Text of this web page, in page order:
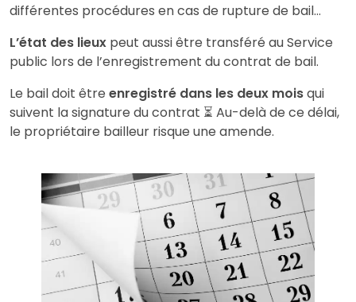
différentes procédures en cas de rupture de bail…
L’état des lieux peut aussi être transféré au Service
public lors de l’enregistrement du contrat de bail.
Le bail doit être enregistré dans les deux moisqui
suivent la signature du contrat ⏳ Au-delà de ce délai,
le propriétaire bailleur risque une amende.